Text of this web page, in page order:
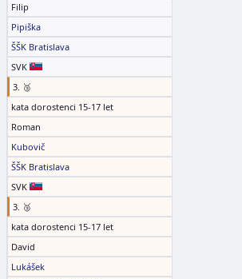
Filip
Pipiška
ŠŠK Bratislava
SVK
3. 🥉
kata dorostenci 15-17 let
Roman
Kubovič
ŠŠK Bratislava
SVK
3. 🥉
kata dorostenci 15-17 let
David
Lukášek